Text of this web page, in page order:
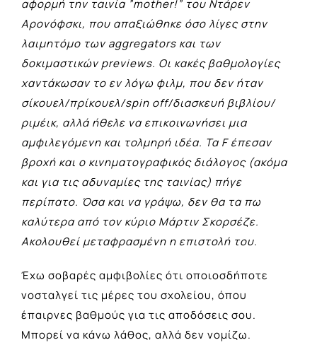
αφορμή την ταινία ”mother!” του Ντάρεν
Αρονόφσκι, που απαξιώθηκε όσο λίγες στην
λαιμητόμο των aggregators και των
δοκιμαστικών previews. Οι κακές βαθμολογίες
χαντάκωσαν το εν λόγω φιλμ, που δεν ήταν
σίκουελ/πρίκουελ/spin off/διασκευή βιβλίου/
ριμέικ, αλλά ήθελε να επικοινωνήσει μια
αμφιλεγόμενη και τολμηρή ιδέα. Τα F έπεσαν
βροχή και ο κινηματογραφικός διάλογος (ακόμα
και για τις αδυναμίες της ταινίας) πήγε
περίπατο. Όσα και να γράψω, δεν θα τα πω
καλύτερα από τον κύριο Μάρτιν Σκορσέζε.
Ακολουθεί μεταφρασμένη η επιστολή του.
Έχω σοβαρές αμφιβολίες ότι οποιοσδήποτε
νοσταλγεί τις μέρες του σχολείου, όπου
έπαιρνες βαθμούς για τις αποδόσεις σου.
Μπορεί να κάνω λάθος, αλλά δεν νομίζω.